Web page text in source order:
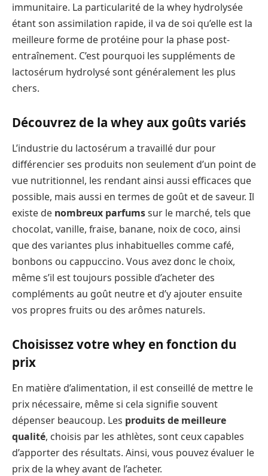
immunitaire. La particularité de la whey hydrolysée
étant son assimilation rapide, il va de soi qu’elle est la
meilleure forme de protéine pour la phase post-
entraînement. C’est pourquoi les suppléments de
lactosérum hydrolysé sont généralement les plus
chers.
Découvrez de la whey aux goûts variés
L’industrie du lactosérum a travaillé dur pour
différencier ses produits non seulement d’un point de
vue nutritionnel, les rendant ainsi aussi efficaces que
possible, mais aussi en termes de goût et de saveur. Il
existe de nombreux parfumssur le marché, tels que
chocolat, vanille, fraise, banane, noix de coco, ainsi
que des variantes plus inhabituelles comme café,
bonbons ou cappuccino. Vous avez donc le choix,
même s’il est toujours possible d’acheter des
compléments au goût neutre et d’y ajouter ensuite
vos propres fruits ou des arômes naturels.
Choisissez votre whey en fonction du
prix
En matière d’alimentation, il est conseillé de mettre le
prix nécessaire, même si cela signifie souvent
dépenser beaucoup. Les produits de meilleure
qualité, choisis par les athlètes, sont ceux capables
d’apporter des résultats. Ainsi, vous pouvez évaluer le
prix de la whey avant de l’acheter.